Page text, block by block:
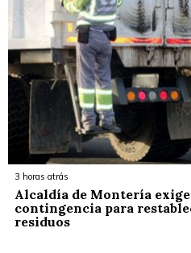
3 horas atrás
Alcaldía de Montería
contingencia para
residuos